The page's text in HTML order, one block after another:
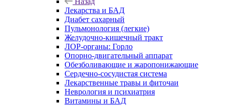
Лекарства и БАД
Диабет сахарный
Пульмонология (легкие)
Желудочно-кишечный тракт
ЛОР-органы: Горло
Опорно-двигательный аппарат
Обезболивающие и жаропонижающие
Сердечно-сосудистая система
Лекарственные травы и фиточаи
Неврология и психиатрия
Витамины и БАД